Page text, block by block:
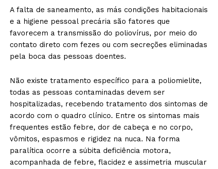
A falta de saneamento, as más condições habitacionais
e a higiene pessoal precária são fatores que
favorecem a transmissão do poliovírus, por meio do
contato direto com fezes ou com secreções eliminadas
pela boca das pessoas doentes.
Não existe tratamento específico para a poliomielite,
todas as pessoas contaminadas devem ser
hospitalizadas, recebendo tratamento dos sintomas de
acordo com o quadro clínico. Entre os sintomas mais
frequentes estão febre, dor de cabeça e no corpo,
vômitos, espasmos e rigidez na nuca. Na forma
paralítica ocorre a súbita deficiência motora,
acompanhada de febre, flacidez e assimetria muscular